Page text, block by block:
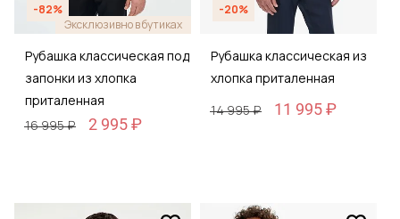
-82%
Эксклюзивно в бутиках
Рубашка классическая под
запонки из хлопка
приталенная
16 995 ₽
2 995 ₽
-20%
Рубашка классическая из
хлопка приталенная
14 995 ₽
11 995 ₽